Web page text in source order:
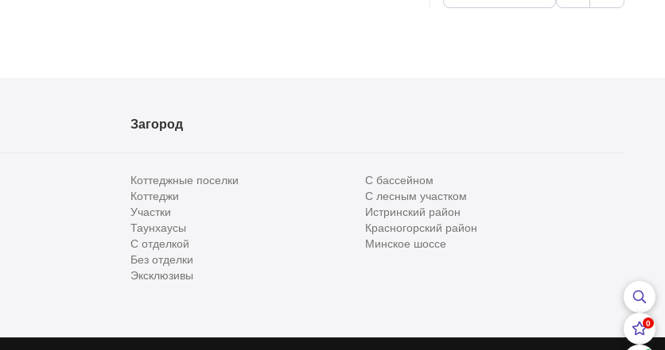
Загород
Коттеджные поселки
Коттеджи
Участки
Таунхаусы
С отделкой
Без отделки
Эксклюзивы
С бассейном
С лесным участком
Истринский район
Красногорский район
Минское шоссе
0
Все
Сегодня